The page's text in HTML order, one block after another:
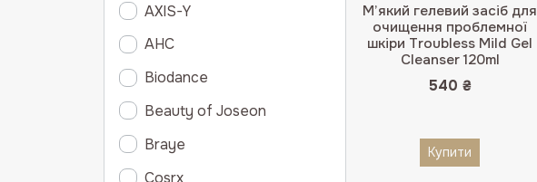
AXIS-Y
AHC
Biodance
Beauty of Joseon
Braye
Cosrx
М’який гелевий засіб для
очищення проблемної
шкіри Troubless Mild Gel
Cleanser 120ml
540 ₴
Купити